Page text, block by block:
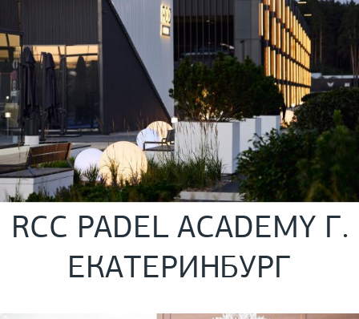
RCC PADEL ACADEMY Г.
ЕКАТЕРИНБУРГ